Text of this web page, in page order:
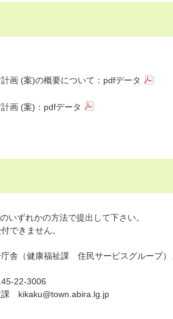
画 (案)の概要について：pdfデータ
画 (案)：pdfデータ
いずれかの方法で提出して下さい。
できません。
舎（健康福祉課 住民サービスグループ
22-3006
kikaku@town.abira.lg.jp